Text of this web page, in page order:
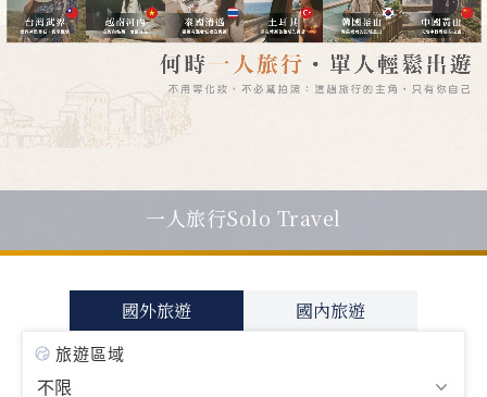
瑞士鐵道．2027 深度之旅一人旅行Solo Travel
國外旅遊 國內旅遊
旅遊區域